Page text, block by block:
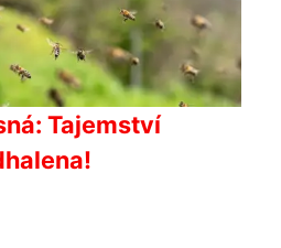
Tajemství